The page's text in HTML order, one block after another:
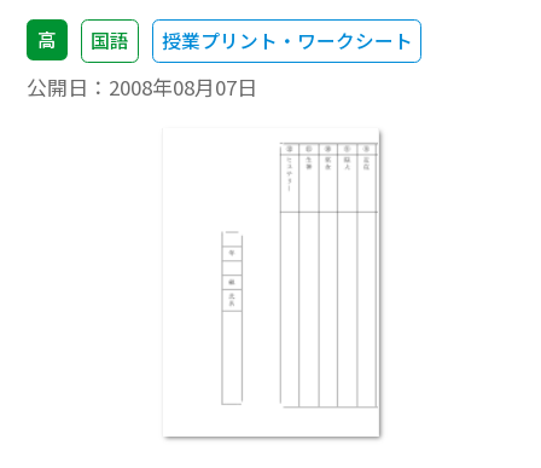
高 国語 授業プリント・ワークシート
公開日： 2008年08月07日